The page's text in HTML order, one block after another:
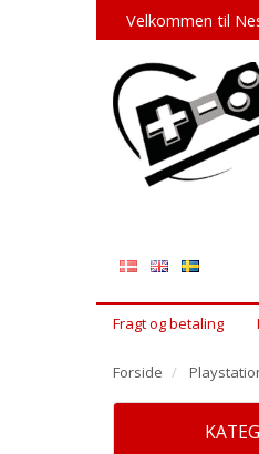
Velkommen til
Fragt og betaling
Forside